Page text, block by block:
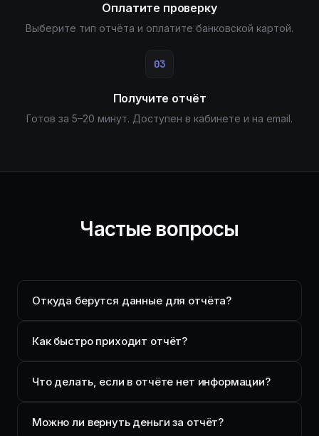
Оплатите проверку
Выберите тип отчёта и оплатите банковской картой.
03
Получите отчёт
Готов за 5–20 минут. Доступен в кабинете и на email.
Частые вопросы
Откуда берутся данные для отчёта?
Как быстро приходит отчёт?
Что делать, если в отчёте нет информации?
Можно ли вернуть деньги за отчёт?